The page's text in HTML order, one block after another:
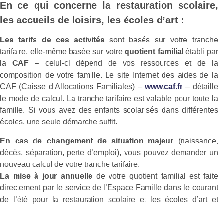
En ce qui concerne la restauration scolaire,
les accueils de loisirs, les écoles d’art :
Les tarifs de ces activités sont basés sur votre tranche
tarifaire, elle-même basée sur votrequotient familial établi par
laCAF– celui-ci dépend de vos ressources et de la
composition de votre famille. Le site Internet des aides de la
CAF (Caisse d’Allocations Familiales) – www.caf.fr – détaille
le mode de calcul. La tranche tarifaire est valable pour toute la
famille. Si vous avez des enfants scolarisés dans différentes
écoles, une seule démarche suffit.
En cas de changement de situation majeur (naissance,
décès, séparation, perte d’emploi), vous pouvez demander un
nouveau calcul de votre tranche tarifaire.
La mise à jour annuellede votre quotient familial est faite
directement par le service de l’Espace Famille dans le courant
de l’été pour la restauration scolaire et les écoles d’art et